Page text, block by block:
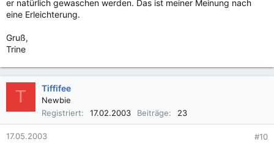
er natürlich gewaschen werden. Das ist meiner Meinung nach
eine Erleichterung.
Gruß,
Trine
T Tiffifee
Newbie
Registriert
17.02.2003 Beiträge 23
17.05.2003 #10